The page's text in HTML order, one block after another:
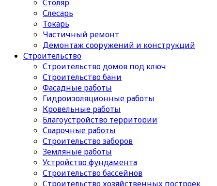
Столяр
Слесарь
Токарь
Частичный ремонт
Демонтаж сооружений и конструкций
Строительство
Строительство домов под ключ
Строительство бани
Фасадные работы
Гидроизоляционные работы
Кровельные работы
Благоустройство территории
Сварочные работы
Строительство заборов
Земляные работы
Устройство фундамента
Строительство бассейнов
Строительство хозяйственных построек